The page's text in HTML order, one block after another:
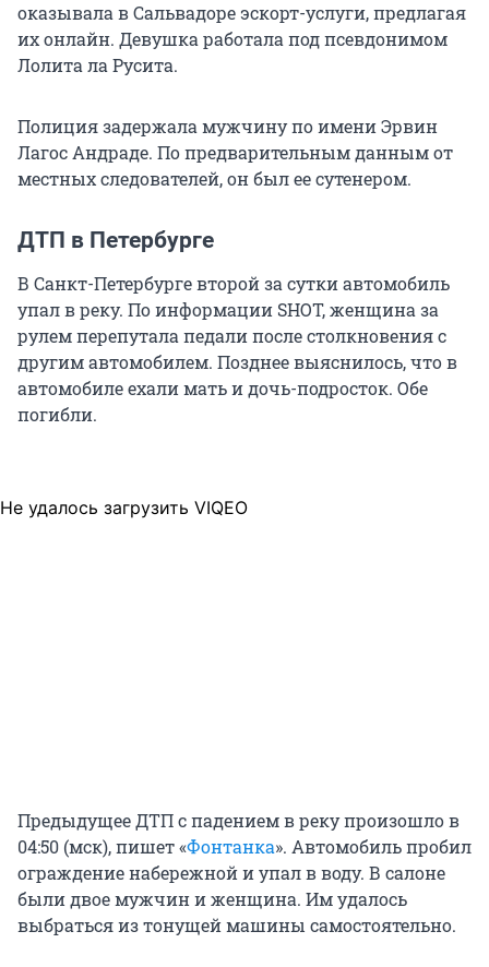
оказывала в Сальвадоре эскорт-услуги, предлагая
их онлайн. Девушка работала под псевдонимом
Лолита ла Русита.
Полиция задержала мужчину по имени Эрвин
Лагос Андраде. По предварительным данным от
местных следователей, он был ее сутенером.
ДТП в Петербурге
В Санкт-Петербурге второй за сутки автомобиль
упал в реку. По информации SHOT, женщина за
рулем перепутала педали после столкновения с
другим автомобилем. Позднее выяснилось, что в
автомобиле ехали мать и дочь-подросток. Обе
погибли.
Не удалось загрузить VIQEO
Предыдущее ДТП с падением в реку произошло в
04:50 (мск), пишет «Фонтанка». Автомобиль пробил
ограждение набережной и упал в воду. В салоне
были двое мужчин и женщина. Им удалось
выбраться из тонущей машины самостоятельно.